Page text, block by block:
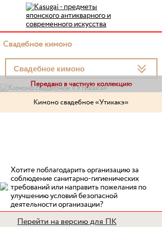
Свадебное кимоно
Передано в частную коллекцию
Кимоно свадебное «Утикакэ»
Хотите поблагодарить организацию за
соблюдение санитарно-гигиенических
требований или направить пожелания по
улучшению условий безопасной
деятельности организации?
Перейти на версию для ПК